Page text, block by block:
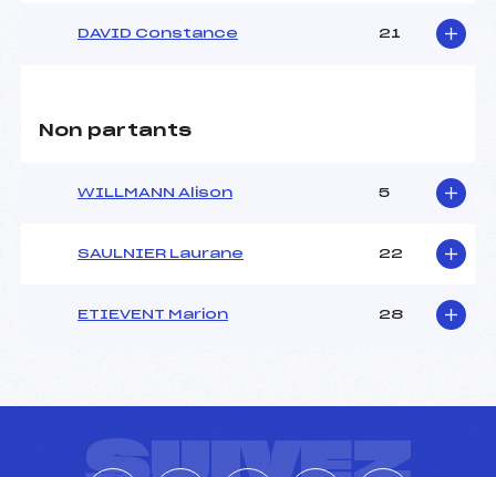
DAVID Constance 21
Non partants
WILLMANN Alison 5
SAULNIER Laurane 22
ETIEVENT Marion 28